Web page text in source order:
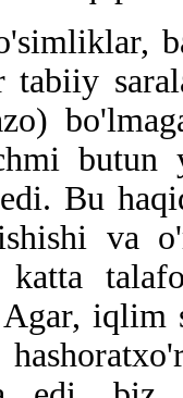
tabiiy
butun
Bu
va
katta
iqlim